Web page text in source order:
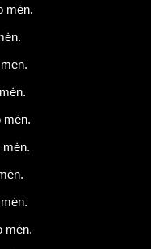
mėn.
mėn.
mėn.
mėn.